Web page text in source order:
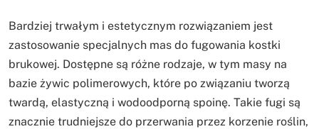
Bardziej trwałym i estetycznym rozwiązaniem jest
zastosowanie specjalnych mas do fugowania kostki
brukowej. Dostępne są różne rodzaje, w tym masy na
bazie żywic polimerowych, które po związaniu tworzą
twardą, elastyczną i wodoodporną spoinę. Takie fugi są
znacznie trudniejsze do przerwania przez korzenie roślin,